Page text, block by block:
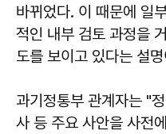
바뀌었다. 이 때문에 일
적인 내부 검토 과정을
도를 보이고 있다는 설
과기정통부 관계자는 "
사 등 주요 사안을 사전